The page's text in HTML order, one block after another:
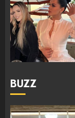
BUZZ